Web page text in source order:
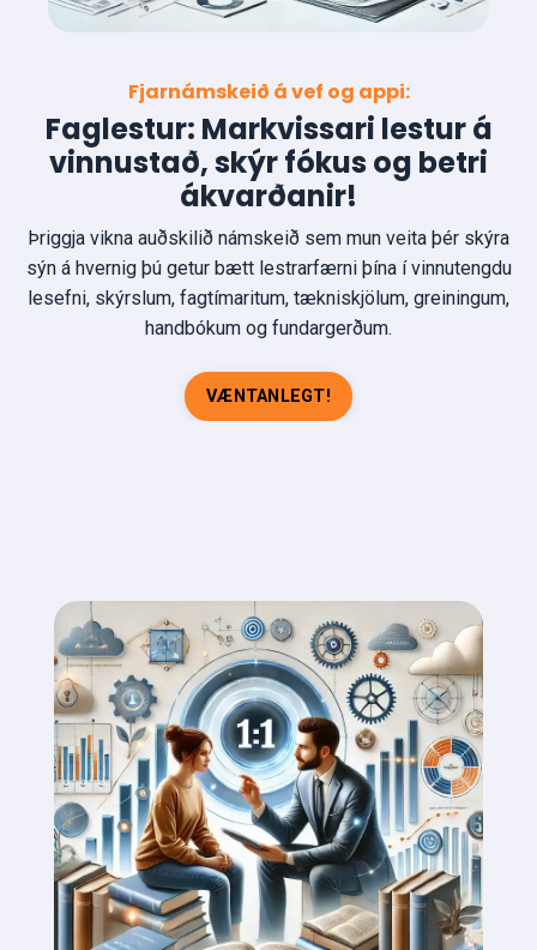
Fjarnámskeið á vef og appi:
Faglestur: Markvissari lestur á
vinnustað, skýr fókus og betri
ákvarðanir!
Þriggja vikna auðskilið námskeið sem mun veita þér skýra
sýn á hvernig þú getur bætt lestrarfærni þína í vinnutengdu
lesefni, skýrslum, fagtímaritum, tækniskjölum, greiningum,
handbókum og fundargerðum.
VÆNTANLEGT!